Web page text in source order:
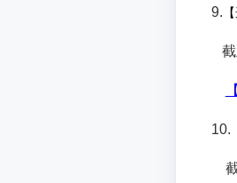
9.
截
10.
截